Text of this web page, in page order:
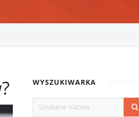
WYSZUKIWARKA